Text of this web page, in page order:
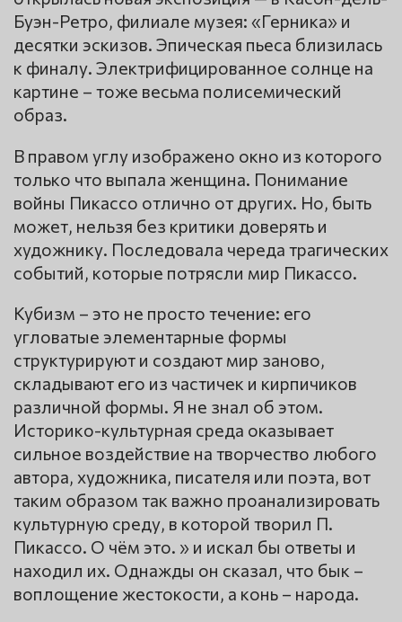
Буэн-Ретро, филиале музея: «Герника» и
десятки эскизов. Эпическая пьеса близилась
к финалу. Электрифицированное солнце на
картине – тоже весьма полисемический
образ.
В правом углу изображено окно из которого
только что выпала женщина. Понимание
войны Пикассо отлично от других. Но, быть
может, нельзя без критики доверять и
художнику. Последовала череда трагических
событий, которые потрясли мир Пикассо.
Кубизм – это не просто течение: его
угловатые элементарные формы
структурируют и создают мир заново,
складывают его из частичек и кирпичиков
различной формы. Я не знал об этом.
Историко-культурная среда оказывает
сильное воздействие на творчество любого
автора, художника, писателя или поэта, вот
таким образом так важно проанализировать
культурную среду, в которой творил П.
Пикассо. О чём это. » и искал бы ответы и
находил их. Однажды он сказал, что бык –
воплощение жестокости, а конь – народа.